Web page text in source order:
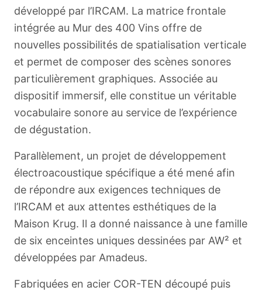
développé par l’IRCAM. La matrice frontale
intégrée au Mur des 400 Vins offre de
nouvelles possibilités de spatialisation verticale
et permet de composer des scènes sonores
particulièrement graphiques. Associée au
dispositif immersif, elle constitue un véritable
vocabulaire sonore au service de l’expérience
de dégustation.
Parallèlement, un projet de développement
électroacoustique spécifique a été mené afin
de répondre aux exigences techniques de
l’IRCAM et aux attentes esthétiques de la
Maison Krug. Il a donné naissance à une famille
de six enceintes uniques dessinées par AW² et
développées par Amadeus.
Fabriquées en acier COR-TEN découpé puis